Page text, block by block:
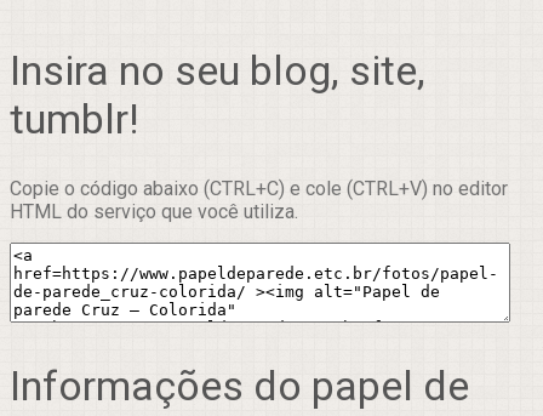
Insira no seu blog, site,
tumblr!
Copie o código abaixo (CTRL+C) e cole (CTRL+V) no editor
HTML do serviço que você utiliza.
Informações do papel de